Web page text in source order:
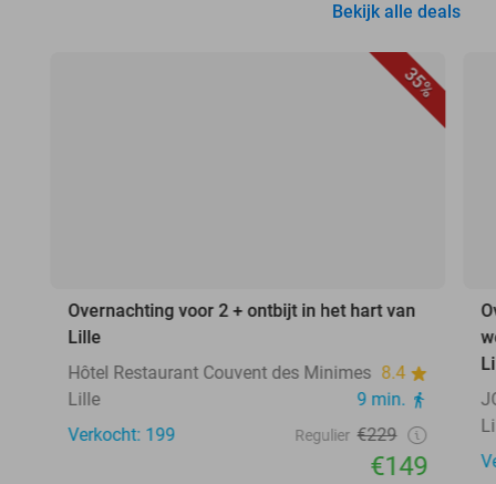
Bekijk alle deals
35%
Overnachting voor 2 + ontbijt in het hart van
Lille
Hôtel Restaurant Couvent des Minimes 8.4
Lille
9 min.
Verkocht: 199
Regulier €229
€149